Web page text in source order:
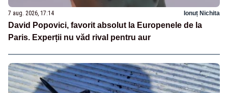
7 aug. 2026, 17:14 Ionuț Nichita
David Popovici, favorit absolut la Europenele de la
Paris. Experții nu văd rival pentru aur